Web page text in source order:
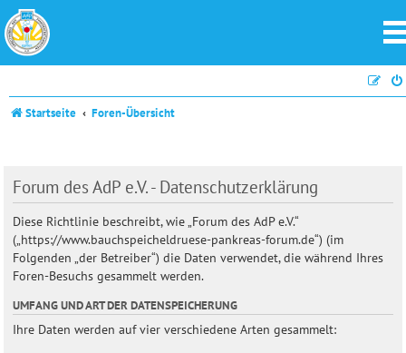
Startseite Foren-Übersicht
Forum des AdP e.V. - Datenschutzerklärung
Diese Richtlinie beschreibt, wie „Forum des AdP e.V.“
(„https://www.bauchspeicheldruese-pankreas-forum.de“) (im
Folgenden „der Betreiber“) die Daten verwendet, die während Ihres
Foren-Besuchs gesammelt werden.
UMFANG UND ART DER DATENSPEICHERUNG
Ihre Daten werden auf vier verschiedene Arten gesammelt: